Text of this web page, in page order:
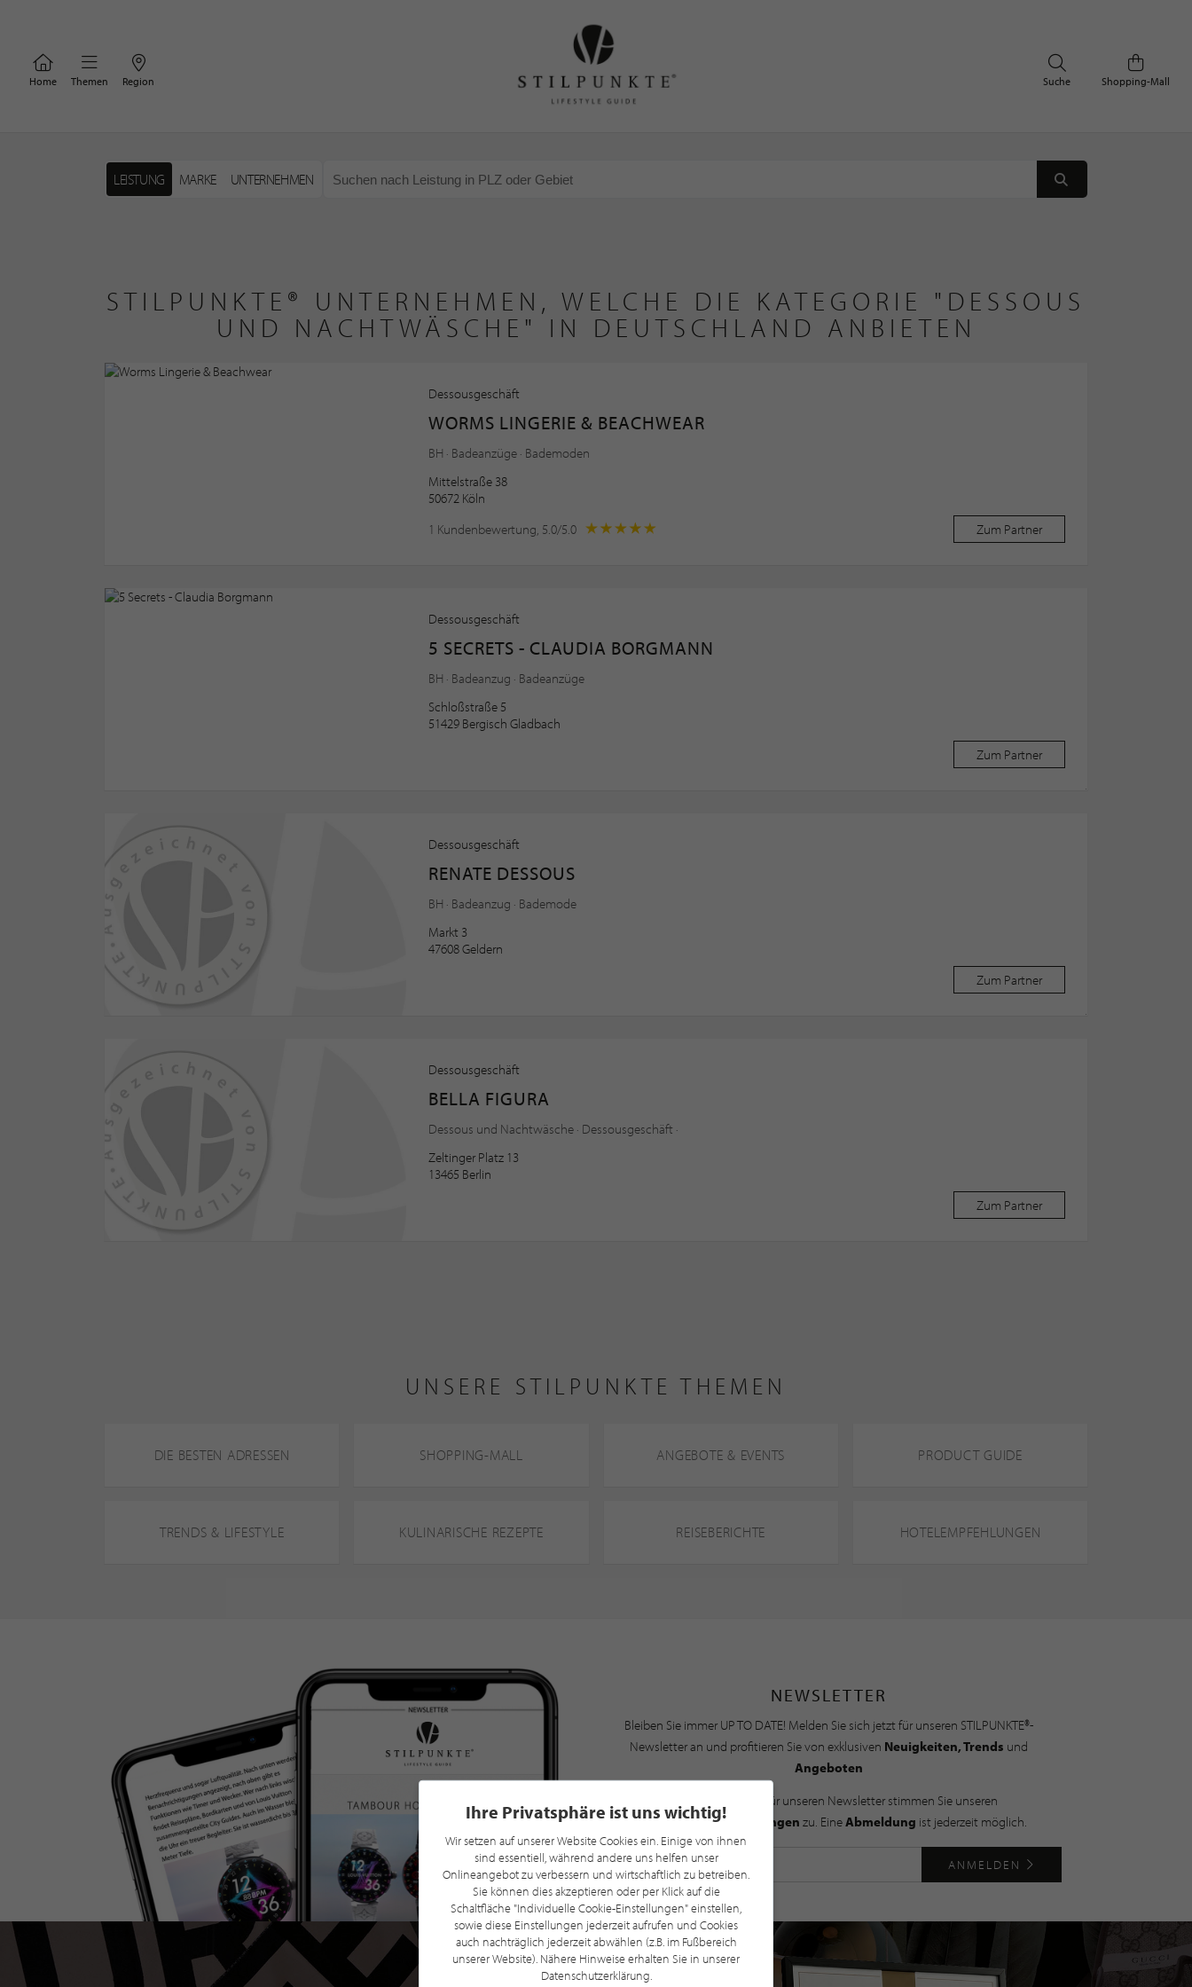
Home Themen Region Shopping-Mall
Suche
LEISTUNG MARKE UNTERNEHMEN
STILPUNKTE® UNTERNEHMEN, WELCHE DIE KATEGORIE "DESSOUS
UND NACHTWÄSCHE" IN DEUTSCHLAND ANBIETEN
Dessousgeschäft
WORMS LINGERIE & BEACHWEAR
BH · Badeanzüge · Bademoden
Mittelstraße 38
50672 Köln
1 Kundenbewertung, 5.0/5.0
Zum Partner
Dessousgeschäft
5 SECRETS - CLAUDIA BORGMANN
BH · Badeanzug · Badeanzüge
Schloßstraße 5
51429 Bergisch Gladbach
Zum Partner
Dessousgeschäft
RENATE DESSOUS
BH · Badeanzug · Bademode
Markt 3
47608 Geldern
Zum Partner
Dessousgeschäft
BELLA FIGURA
Dessous und Nachtwäsche · Dessousgeschäft ·
Zeltinger Platz 13
13465 Berlin
Zum Partner
UNSERE STILPUNKTE THEMEN
DIE BESTEN ADRESSEN SHOPPING-MALL ANGEBOTE & EVENTS PRODUCT GUIDE
TRENDS & LIFESTYLE KULINARISCHE REZEPTE REISEBERICHTE HOTELEMPFEHLUNGEN
NEWSLETTER
Bleiben Sie immer UP TO DATE! Melden Sie sich jetzt für unseren STILPUNKTE®-
Newsletter an und profitieren Sie von exklusiven Neuigkeiten, Trends und
Angeboten
Mit der Anmeldung für unseren Newsletter stimmen Sie unseren
Datenschutzbestimmungen zu. EineAbmeldung ist jederzeit möglich.
ANMELDEN
Ihre Privatsphäre ist uns wichtig!
Wir setzen auf unserer Website Cookies ein. Einige von ihnen
sind essentiell, während andere uns helfen unser
Onlineangebot zu verbessern und wirtschaftlich zu betreiben.
Sie können dies akzeptieren oder per Klick auf die
Schaltfläche "Individuelle Cookie-Einstellungen" einstellen,
sowie diese Einstellungen jederzeit aufrufen und Cookies
auch nachträglich jederzeit abwählen (z.B. im Fußbereich
unserer Website). Nähere Hinweise erhalten Sie in unserer
Datenschutzerklärung.